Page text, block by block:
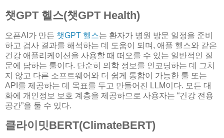
챗GPT 헬스(챗GPT Health)
오픈AI가 만든 챗GPT 헬스는 환자가 병원 방문 일정을 준비
하고 검사 결과를 해석하는 데 도움이 되며, 애플 헬스와 같은
건강 애플리케이션을 사용할 때 떠오를 수 있는 일반적인 질
문에 답하는 툴이다. 단순히 의학 정보를 인코딩하는 데 그치
지 않고 다른 소프트웨어와 더 쉽게 통합이 가능한 툴 또는
API를 제공하는 데 목표를 두고 만들어진 LLM이다. 모든 대
화에 개인정보 보호 계층을 제공하므로 사용자는 “건강 전용
공간”을 둘 수 있다.
클라이밋BERT(ClimateBERT)